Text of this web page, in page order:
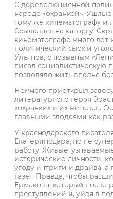
С дореволюционной
народе «охранкой».
тому же кинематографу и
Ссылались на каторгу.
кинематографе много
политический сыск и
Ульянов, с позывным
писал социалистическую
позволяло жить вполне
Немного приоткрыл
литературного героя
«охранки» и их методов.
главными злодеями как
У краснодарского
Екатеринодара, но не
работу. Живые,
исторические личности,
угоду интриги и драйва, а
газет. Правда, чтобы
Ермакова, который после
преступлений и, уйдя в